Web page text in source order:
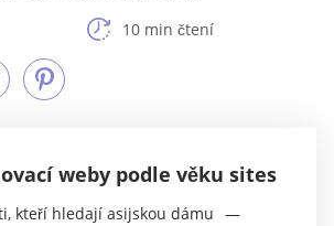
10 min čtení
weby podle věku sites
kteří hledají asijskou dámu